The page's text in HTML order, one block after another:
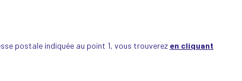
postale indiquée au point 1, vous trouverez en cliquant